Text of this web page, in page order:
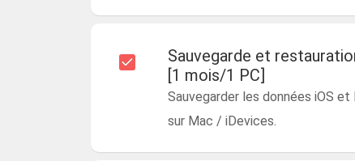
Sauvegarde et
[1 mois/1 PC]
Sauvegarder les données iOS
sur Mac / iDevices.